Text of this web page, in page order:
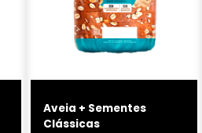
Aveia + Sementes
Clássicas